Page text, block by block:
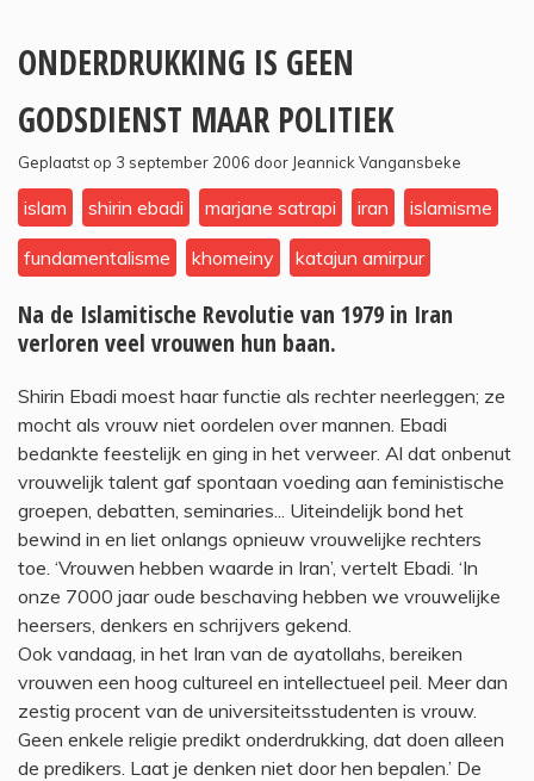
ONDERDRUKKING IS GEEN
GODSDIENST MAAR POLITIEK
Geplaatst op 3 september 2006 door Jeannick Vangansbeke
islam shirin ebadi marjane satrapi iran islamisme
fundamentalisme khomeiny katajun amirpur
Na de Islamitische Revolutie van 1979 in Iran
verloren veel vrouwen hun baan.
Shirin Ebadi moest haar functie als rechter neerleggen; ze
mocht als vrouw niet oordelen over mannen. Ebadi
bedankte feestelijk en ging in het verweer. Al dat onbenut
vrouwelijk talent gaf spontaan voeding aan feministische
groepen, debatten, seminaries... Uiteindelijk bond het
bewind in en liet onlangs opnieuw vrouwelijke rechters
toe. ‘Vrouwen hebben waarde in Iran’, vertelt Ebadi. ‘In
onze 7000 jaar oude beschaving hebben we vrouwelijke
heersers, denkers en schrijvers gekend.
Ook vandaag, in het Iran van de ayatollahs, bereiken
vrouwen een hoog cultureel en intellectueel peil. Meer dan
zestig procent van de universiteitsstudenten is vrouw.
Geen enkele religie predikt onderdrukking, dat doen alleen
de predikers. Laat je denken niet door hen bepalen.’ De